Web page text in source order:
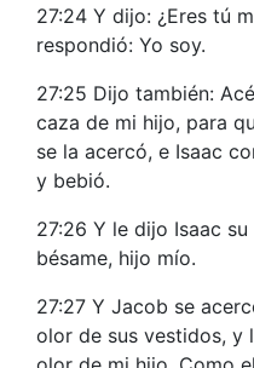
27:24 Y dijo: ¿Eres tú
respondió: Yo soy.
27:25 Dijo también:
caza de mi hijo, para
se la acercó, e Isaac
y bebió.
27:26 Y le dijo Isaac
bésame, hijo mío.
27:27 Y Jacob se
olor de sus vestidos, y